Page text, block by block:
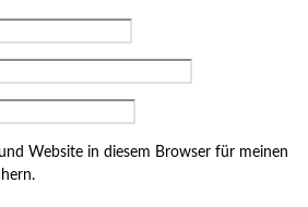
Website in diesem Browser für meinen